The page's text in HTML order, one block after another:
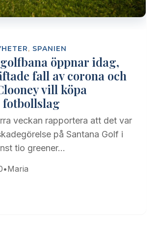
, SPANIEN
öppnar idag,
fall av corona och
vill köpa
fotbollslag
veckan rapportera att det var
på Santana Golf i
tio greener…
•Maria